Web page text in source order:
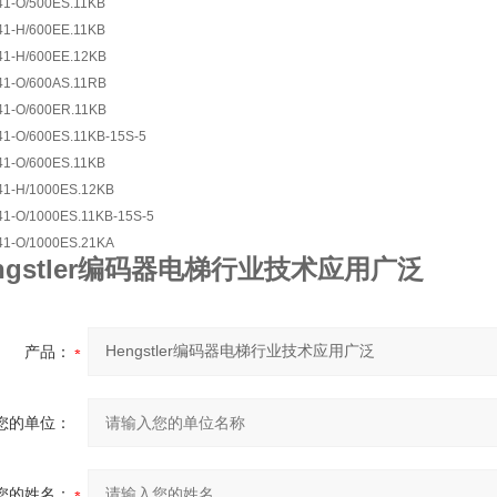
500ES.11KB
600EE.11KB
600EE.12KB
600AS.11RB
600ER.11KB
600ES.11KB-15S-5
600ES.11KB
1000ES.12KB
1000ES.11KB-15S-5
1000ES.21KA
编码器电梯行业技术应用广泛
产品：
的单位：